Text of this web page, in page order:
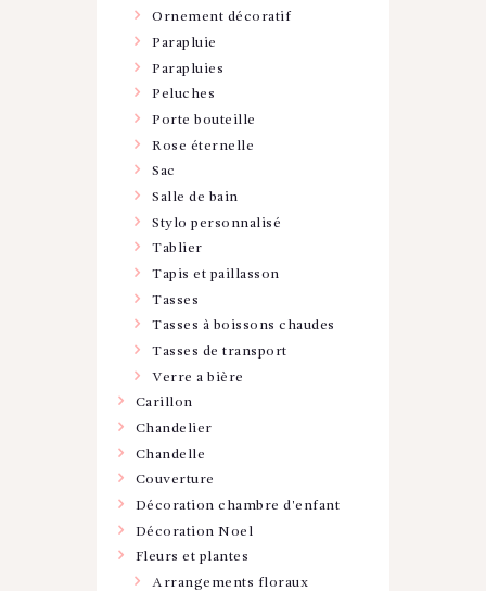
Ornement décoratif
Parapluie
Parapluies
Peluches
Porte bouteille
Rose éternelle
Sac
Salle de bain
Stylo personnalisé
Tablier
Tapis et paillasson
Tasses
Tasses à boissons chaudes
Tasses de transport
Verre a bière
Carillon
Chandelier
Chandelle
Couverture
Décoration chambre d'enfant
Décoration Noel
Fleurs et plantes
Arrangements floraux